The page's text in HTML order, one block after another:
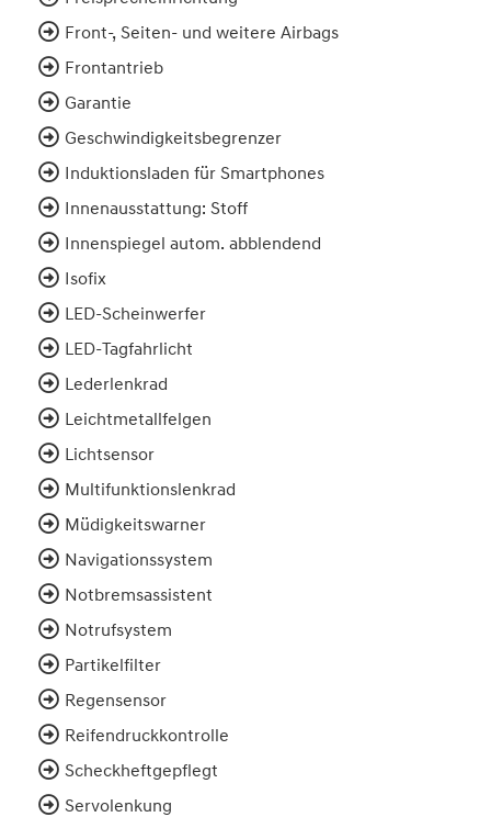
Front-, Seiten- und weitere Airbags
Frontantrieb
Garantie
Geschwindigkeitsbegrenzer
Induktionsladen für Smartphones
Innenausstattung: Stoff
Innenspiegel autom. abblendend
Isofix
LED-Scheinwerfer
LED-Tagfahrlicht
Lederlenkrad
Leichtmetallfelgen
Lichtsensor
Multifunktionslenkrad
Müdigkeitswarner
Navigationssystem
Notbremsassistent
Notrufsystem
Partikelfilter
Regensensor
Reifendruckkontrolle
Scheckheftgepflegt
Servolenkung